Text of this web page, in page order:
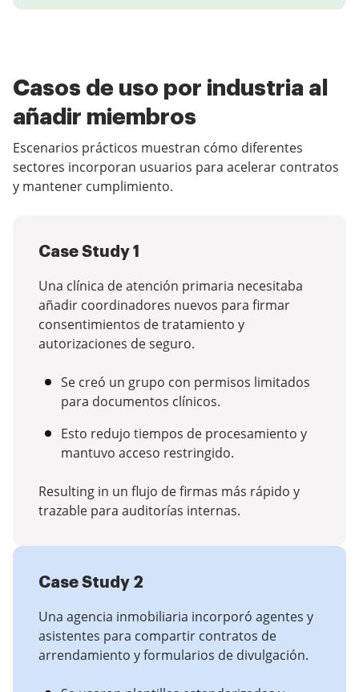
Casos de uso por industria al
añadir miembros
Escenarios prácticos muestran cómo diferentes
sectores incorporan usuarios para acelerar contratos
y mantener cumplimiento.
Case Study 1
Una clínica de atención primaria necesitaba
añadir coordinadores nuevos para firmar
consentimientos de tratamiento y
autorizaciones de seguro.
Se creó un grupo con permisos limitados
para documentos clínicos.
Esto redujo tiempos de procesamiento y
mantuvo acceso restringido.
Resulting in un flujo de firmas más rápido y
trazable para auditorías internas.
Case Study 2
Una agencia inmobiliaria incorporó agentes y
asistentes para compartir contratos de
arrendamiento y formularios de divulgación.